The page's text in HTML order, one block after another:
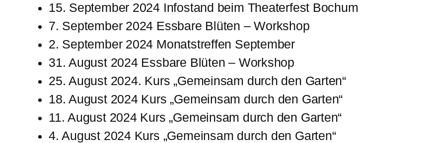
15. September 2024 Infostand beim Theaterfest Bochum
7. September 2024 Essbare Blüten – Workshop
2. September 2024 Monatstreffen September
31. August 2024 Essbare Blüten – Workshop
25. August 2024. Kurs „Gemeinsam durch den Garten“
18. August 2024 Kurs „Gemeinsam durch den Garten“
11. August 2024 Kurs „Gemeinsam durch den Garten“
4. August 2024 Kurs „Gemeinsam durch den Garten“